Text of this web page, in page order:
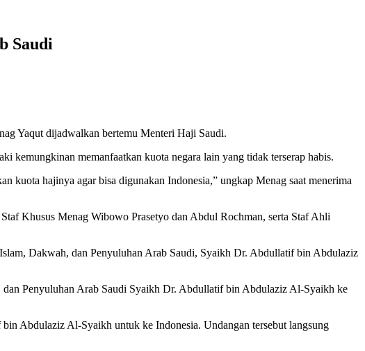
Saudi
Yaqut dijadwalkan bertemu Menteri Haji Saudi.
kemungkinan memanfaatkan kuota negara lain yang tidak terserap habis.
kuota hajinya agar bisa digunakan Indonesia,” ungkap Menag saat menerima
Khusus Menag Wibowo Prasetyo dan Abdul Rochman, serta Staf Ahli
Dakwah, dan Penyuluhan Arab Saudi, Syaikh Dr. Abdullatif bin Abdulaziz
Penyuluhan Arab Saudi Syaikh Dr. Abdullatif bin Abdulaziz Al-Syaikh ke
Abdulaziz Al-Syaikh untuk ke Indonesia. Undangan tersebut langsung